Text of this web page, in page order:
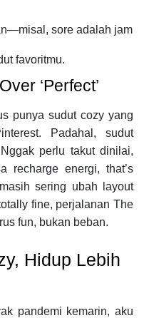
sore adalah jam
favoritmu.
‘Perfect’
punya sudut cozy yang
Padahal, sudut
perlu takut dinilai,
recharge energi, that’s
sering ubah layout
fine, perjalanan The
fun, bukan beban.
Hidup Lebih
pandemi kemarin, aku